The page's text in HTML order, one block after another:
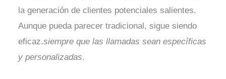
la generación de clientes potenciales salientes.
Aunque pueda parecer tradicional, sigue siendo
eficaz.siempre que las llamadas sean específicas
y personalizadas.